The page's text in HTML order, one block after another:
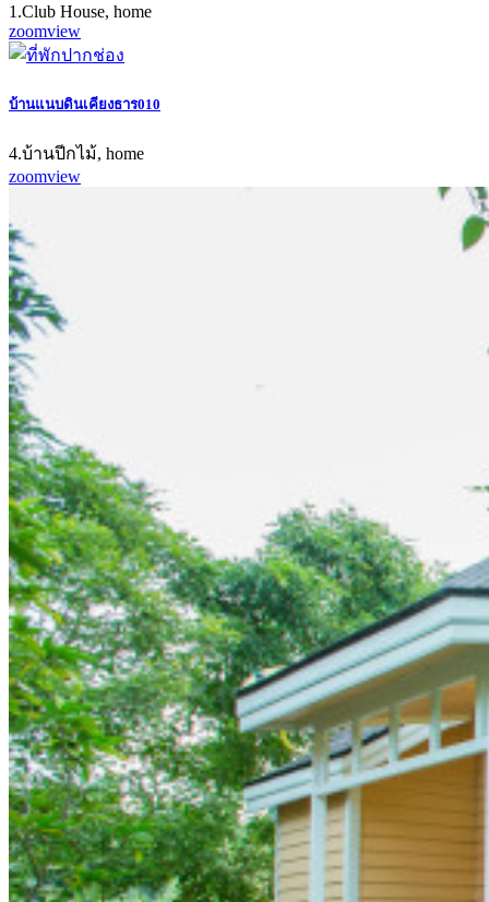
1.Club House, home
zoomview
บ้านแนบดินเคียงธาร010
4.บ้านปีกไม้, home
zoomview